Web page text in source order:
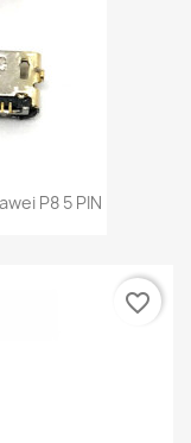
P8 5 PIN
favorite_border